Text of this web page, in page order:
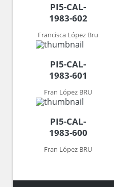
PI5-CAL-
1983-602
Francisca López Bru
PI5-CAL-
1983-601
Fran López BRU
PI5-CAL-
1983-600
Fran López BRU